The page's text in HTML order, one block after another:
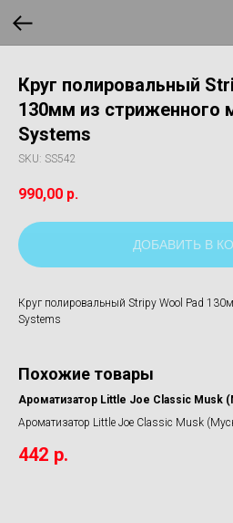
Круг полировальный
130мм из стриженного
Systems
SKU: SS542
990,00 р.
ДОБАВИТЬ В
Круг полировальный Stripy Wool Pad
Systems
Похожие товары
Ароматизатор Little Joe Classic Musk
Ароматизатор Little Joe Classic Musk
442 р.